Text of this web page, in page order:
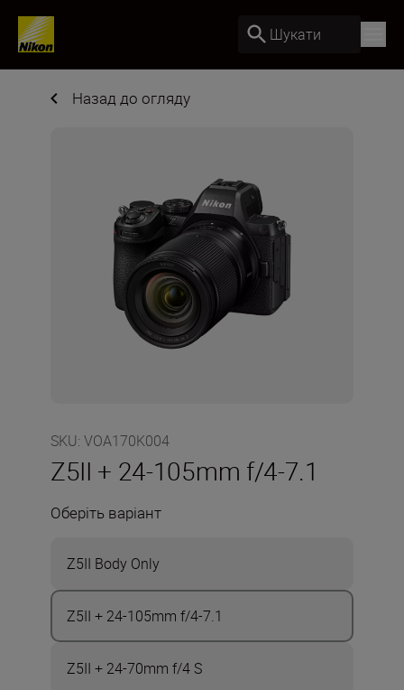
Шукати
Назад до огляду
SKU: VOA170K004
Z5II + 24-105mm f/4-7.1
Оберіть варіант
Z5II Body Only
Z5II + 24-105mm f/4-7.1
Z5II + 24-70mm f/4 S